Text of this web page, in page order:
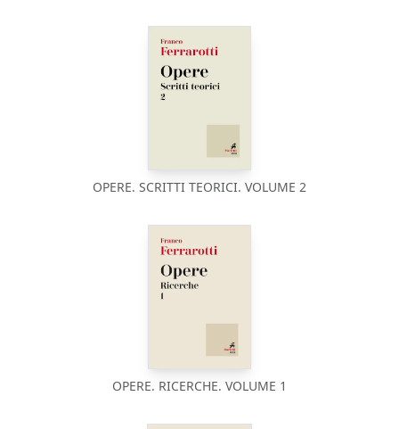
OPERE. SCRITTI TEORICI. VOLUME 2
OPERE. RICERCHE. VOLUME 1